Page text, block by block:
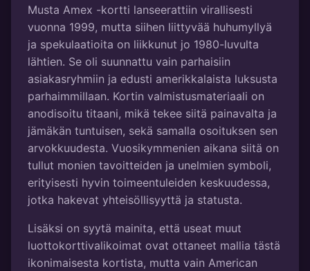
Musta Amex -kortti lanseerattiin virallisesti
vuonna 1999, mutta siihen liittyvää huhumyllyä
ja spekulaatioita on liikkunut jo 1980-luvulta
lähtien. Se oli suunnattu vain parhaisiin
asiakasryhmiin ja edusti amerikkalaista luksusta
parhaimmillaan. Kortin valmistusmateriaali on
anodisoitu titaani, mikä tekee siitä painavalta ja
jämäkän tuntuisen, sekä samalla osoituksen sen
arvokkuudesta. Vuosikymmenien aikana siitä on
tullut monien tavoitteiden ja unelmien symboli,
erityisesti hyvin toimeentuleiden keskuudessa,
jotka hakevat yhteisöllisyyttä ja statusta.
Lisäksi on syytä mainita, että useat muut
luottokorttivalikoimat ovat ottaneet mallia tästä
ikonimaisesta kortista, mutta vain American